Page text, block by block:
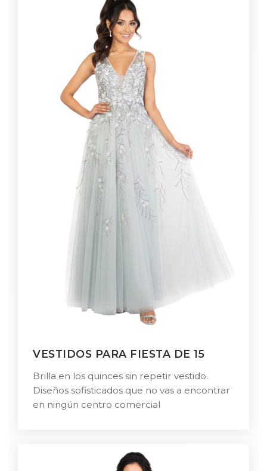
VESTIDOS PARA FIESTA DE 15
Brilla en los quinces sin repetir vestido.
Diseños sofisticados que no vas a encontrar
en ningún centro comercial